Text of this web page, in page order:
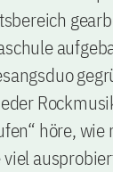
höre, wie